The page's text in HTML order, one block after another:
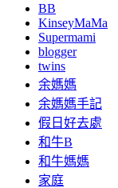
BB
KinseyMaMa
Supermami
blogger
twins
余媽媽
余媽媽手記
假日好去處
和牛B
和牛媽媽
家庭